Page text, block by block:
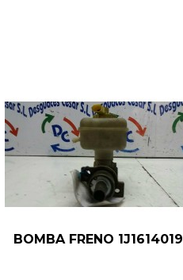
BOMBA FRENO 1J1614019